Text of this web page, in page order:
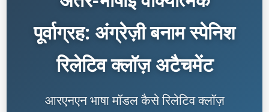
पूर्वाग्रह: अंग्रेज़ी बनाम स्पेनिश
रिलेटिव क्लॉज़ अटैचमेंट
आरएनएन भाषा मॉडल कैसे रिलेटिव क्लॉज़